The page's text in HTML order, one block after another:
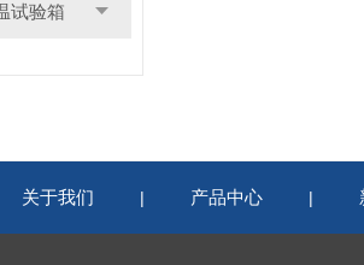
试验箱
关于我们 | 产品中心 |